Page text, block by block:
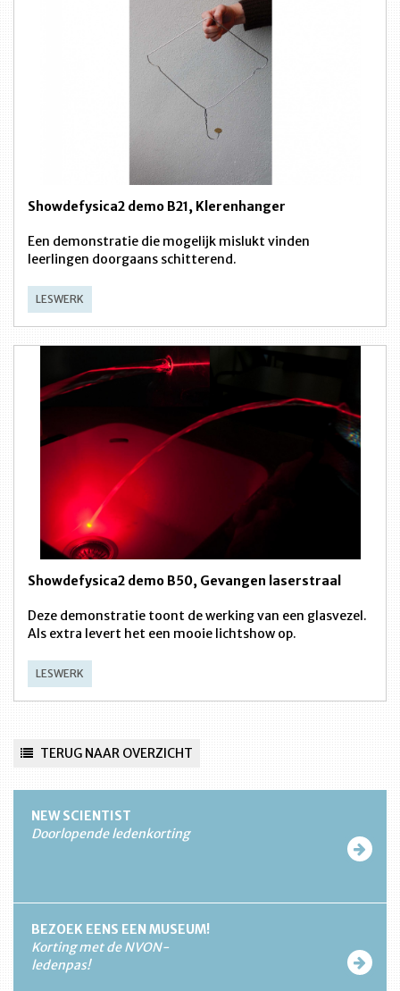
Showdefysica2 demo B21, Klerenhanger
Een demonstratie die mogelijk mislukt vinden
leerlingen doorgaans schitterend.
LESWERK
Showdefysica2 demo B50, Gevangen laserstraal
Deze demonstratie toont de werking van een glasvezel.
Als extra levert het een mooie lichtshow op.
LESWERK
TERUG NAAR OVERZICHT
NEW SCIENTIST
Doorlopende ledenkorting
BEZOEK EENS EEN MUSEUM!
Korting met de NVON-
ledenpas!